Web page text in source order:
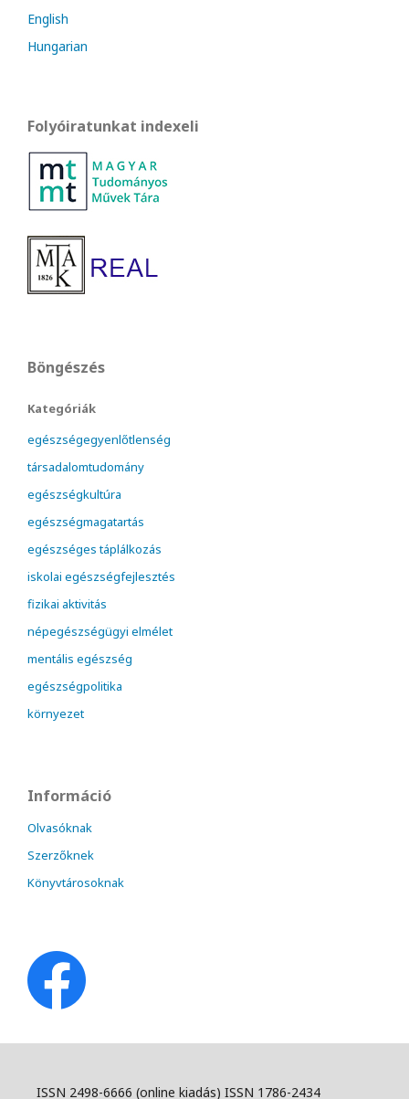
English
Hungarian
Folyóiratunkat indexeli
Böngészés
Kategóriák
egészségegyenlőtlenség
társadalomtudomány
egészségkultúra
egészségmagatartás
egészséges táplálkozás
iskolai egészségfejlesztés
fizikai aktivitás
népegészségügyi elmélet
mentális egészség
egészségpolitika
környezet
Információ
Olvasóknak
Szerzőknek
Könyvtárosoknak
ISSN 2498-6666 (online kiadás) ISSN 1786-2434